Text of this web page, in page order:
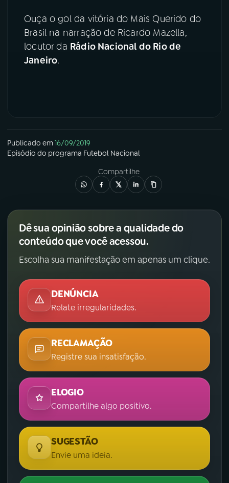
YouTube Facebook
Instagram X
Ouça o gol da vitória do Mais Querido do
Brasil na narração de Ricardo Mazella,
locutor da Rádio Nacional do Rio de
Janeiro.
Publicado em16/09/2019
Episódio do programa Futebol Nacional
Compartilhe
Dê sua opinião sobre a qualidade do
conteúdo que você acessou.
Escolha sua manifestação em apenas um clique.
DENÚNCIA
Relate irregularidades.
RECLAMAÇÃO
Registre sua insatisfação.
ELOGIO
Compartilhe algo positivo.
SUGESTÃO
Envie uma ideia.